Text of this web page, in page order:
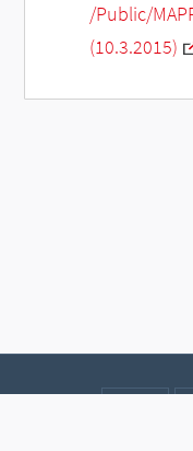
/Public/
(10.3.2015)